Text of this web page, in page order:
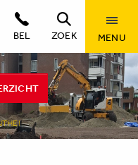
BEL ZOEK MENU